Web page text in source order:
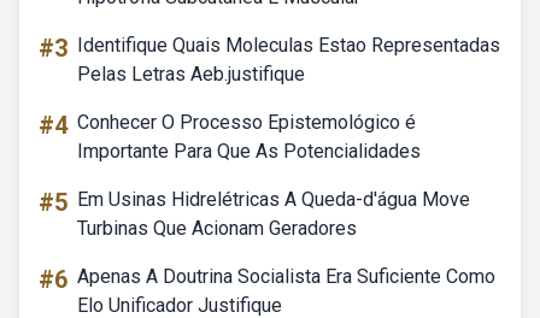
#3 Identifique Quais Moleculas Estao Representadas
Pelas Letras Aeb.justifique
#4 Conhecer O Processo Epistemológico é
Importante Para Que As Potencialidades
#5 Em Usinas Hidrelétricas A Queda-d'água Move
Turbinas Que Acionam Geradores
#6 Apenas A Doutrina Socialista Era Suficiente Como
Elo Unificador Justifique